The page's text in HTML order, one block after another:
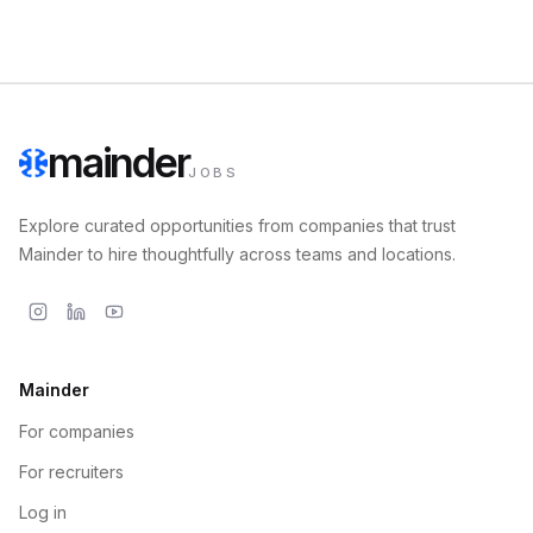
mainderJOBS
Explore curated opportunities from companies that trust
Mainder to hire thoughtfully across teams and locations.
Mainder
For companies
For recruiters
Log in